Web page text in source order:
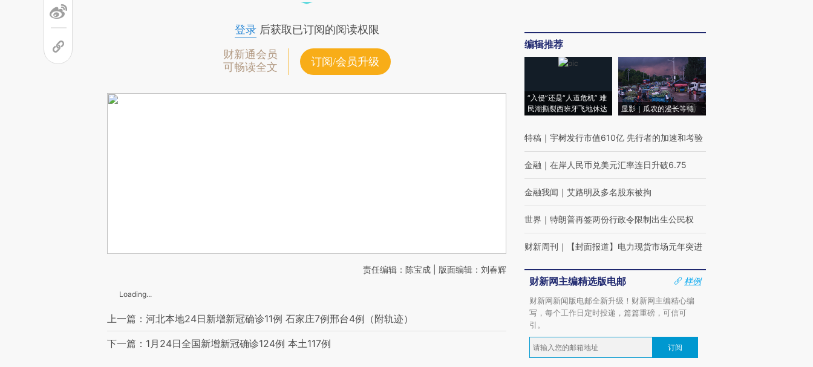
登录后获取已订阅的阅读权限
财新通会员
可畅读全文
订阅/会员升级
责任编辑：陈宝成 | 版面编辑：刘春辉
Loading...
上一篇：河北本地24日新增新冠确诊11例 石家庄7例邢台4例（附轨迹）
下一篇：1月24日全国新增新冠确诊124例 本土117例
编辑推荐
“入侵”还是“人道危机” 难
民潮撕裂西班牙飞地休达
显影｜瓜农的漫长等待
特稿 ｜ 宇树发行市值610亿 先行者的加速和考验
金融 ｜ 在岸人民币兑美元汇率连日升破6.75
金融我闻 ｜ 艾路明及多名股东被拘
世界 ｜ 特朗普再签两份行政令限制出生公民权
财新周刊 ｜ 【封面报道】电力现货市场元年突进
财新网主编精选版电邮
样例
财新网新闻版电邮全新升级！财新网主编精心编
写，每个工作日定时投递，篇篇重磅，可信可
引。
订阅